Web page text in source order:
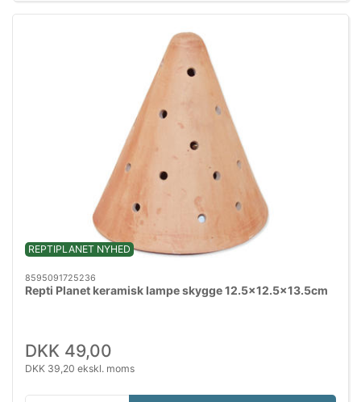
REPTIPLANET NYHED
8595091725236
Repti Planet keramisk lampe skygge 12.5x12.5x13.5cm
DKK 49,00
DKK 39,20 ekskl. moms